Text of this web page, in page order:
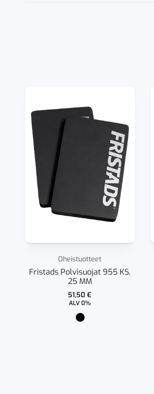
Oheistuotteet
Fristads Polvisuojat 955 KS,
25 MM
51,50€
ALV 0%